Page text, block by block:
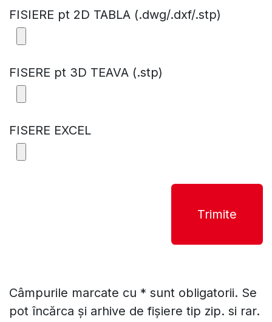
FISIERE pt 2D TABLA (.dwg/.dxf/.stp)
FISERE pt 3D TEAVA (.stp)
FISERE EXCEL
Trimite
Câmpurile marcate cu * sunt obligatorii. Se
pot încărca și arhive de fișiere tip zip. si rar.